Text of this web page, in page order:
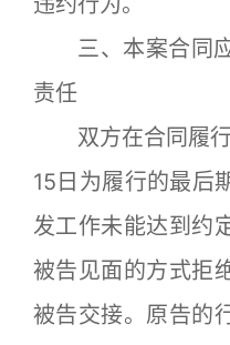
三、本案合同应
责任
双方在合同履行
15日为履行的最后
发工作未能达到约
被告见面的方式拒
被告交接。原告的